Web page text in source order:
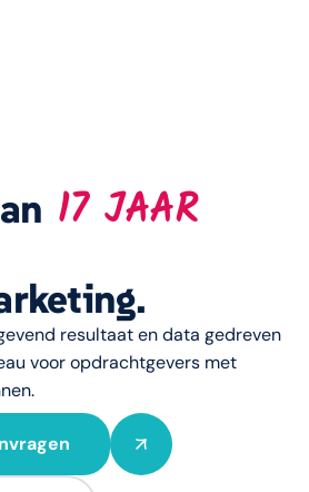
17 JAAR
resultaat en data gedreven
voor opdrachtgevers met